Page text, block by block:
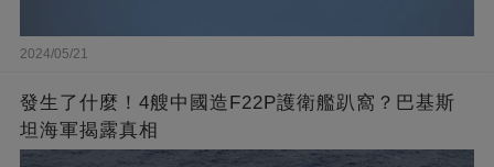
2024/05/21
發生了什麼！4艘中國造F22P護衛艦趴窩？巴基斯
坦海軍揭露真相